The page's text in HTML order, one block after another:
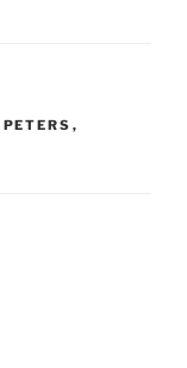
PETERS ,